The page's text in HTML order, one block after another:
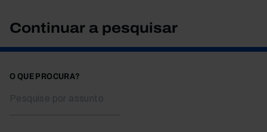
Continuar a pesquisar
O QUE PROCURA?